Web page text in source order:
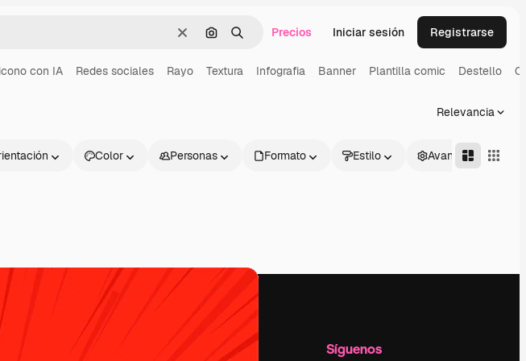
BorrarBuscar por imagen
BuscarPrecios Iniciar sesión Registrarse
con IA Redes sociales Rayo Textura Infografia Banner Plantilla comic Destello
Relevancia
Color Personas Formato Estilo Avanzado
Empresa Síguenos